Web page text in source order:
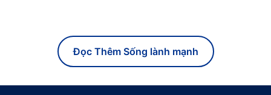
Đọc Thêm Sống lành mạnh